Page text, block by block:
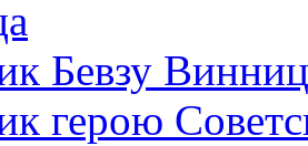
Бевзу
герою